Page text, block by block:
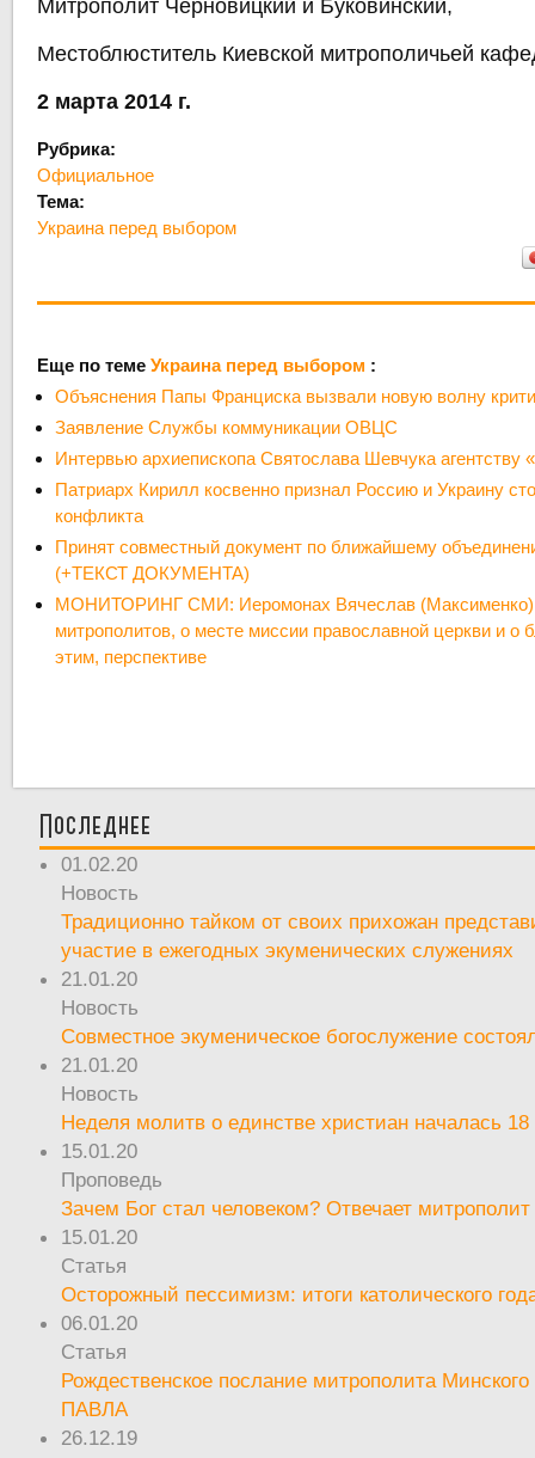
Митрополит Черновицкий и Буковинский,
Местоблюститель Киевской митрополичьей
2 марта 2014 г.
Рубрика:
Официальное
Тема:
Украина перед выбором
Еще по темеУкраина перед выбором :
Объяснения Папы Франциска вызвали новую волну
Заявление Службы коммуникации ОВЦС
Интервью архиепископа Святослава Шевчука агентству
Патриарх Кирилл косвенно признал Россию и Украину
конфликта
Принят совместный документ по ближайшему
(+ТЕКСТ ДОКУМЕНТА)
МОНИТОРИНГ СМИ: Иеромонах Вячеслав (Максименко):
митрополитов, о месте миссии православной церкви и о
этим, перспективе
Последнее
01.02.20
Новость
Традиционно тайком от своих прихожан
участие в ежегодных экуменических служениях
21.01.20
Новость
Совместное экуменическое богослужение
21.01.20
Новость
Неделя молитв о единстве христиан началась 18
15.01.20
Проповедь
Зачем Бог стал человеком? Отвечает
15.01.20
Статья
Осторожный пессимизм: итоги католического
06.01.20
Статья
Рождественское послание митрополита Минского
ПАВЛА
26.12.19